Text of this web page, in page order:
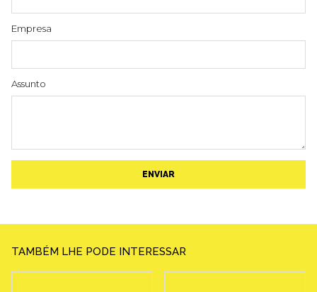
Empresa
Assunto
ENVIAR
TAMBÉM LHE PODE INTERESSAR